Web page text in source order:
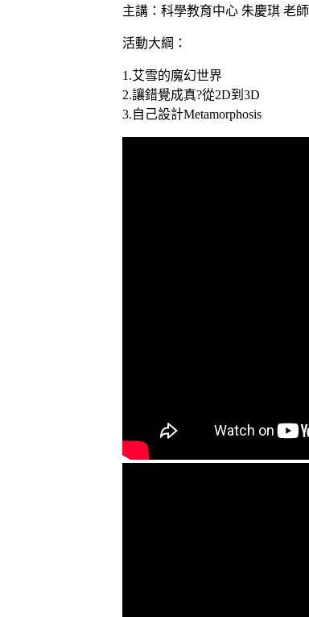
主講：科學教育中心 朱慶琪 老師
活動大綱：
1.艾雪的魔幻世界
2.讓錯覺成真?從2D到3D
3.自己設計Metamorphosis